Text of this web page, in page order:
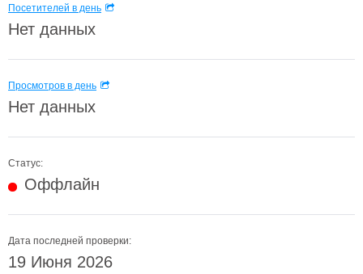
Посетителей в день
Нет данных
Просмотров в день
Нет данных
Статус:
Оффлайн
Дата последней проверки:
19 Июня 2026